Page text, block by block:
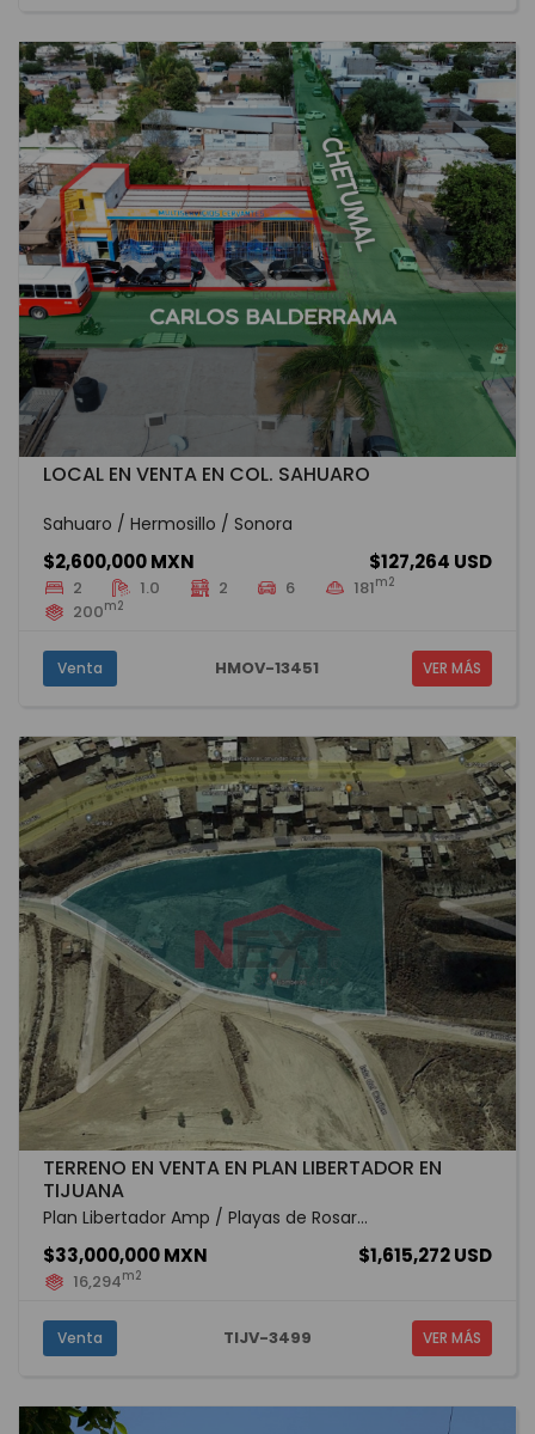
LOCAL EN VENTA EN COL. SAHUARO
Sahuaro / Hermosillo / Sonora
$2,600,000 MXN $127,264 USD
2 1.0 2 6 181m2
200m2
Venta HMOV-13451 VER MÁS
TERRENO EN VENTA EN PLAN LIBERTADOR EN
TIJUANA
Plan Libertador Amp / Playas de Rosar...
$33,000,000 MXN $1,615,272 USD
16,294m2
Venta TIJV-3499 VER MÁS